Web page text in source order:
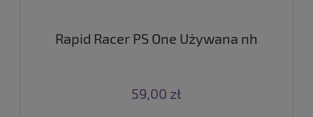
Rapid Racer PS One Używana nh
59,00 zł